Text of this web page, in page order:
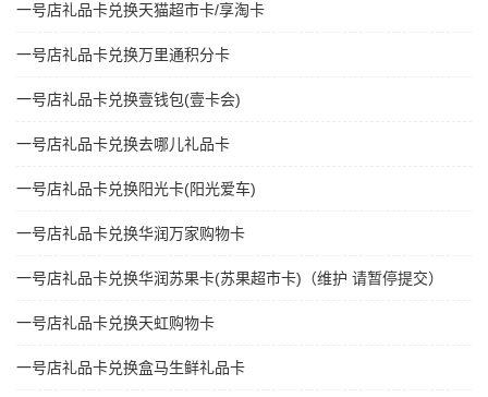
一号店礼品卡兑换天猫超市卡/享淘卡
一号店礼品卡兑换万里通积分卡
一号店礼品卡兑换壹钱包(壹卡会)
一号店礼品卡兑换去哪儿礼品卡
一号店礼品卡兑换阳光卡(阳光爱车)
一号店礼品卡兑换华润万家购物卡
一号店礼品卡兑换华润苏果卡(苏果超市卡)（维护 请暂停提交）
一号店礼品卡兑换天虹购物卡
一号店礼品卡兑换盒马生鲜礼品卡